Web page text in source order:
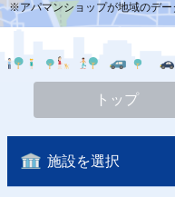
※アパマンショップが地域のデ
トップ
施設を選択